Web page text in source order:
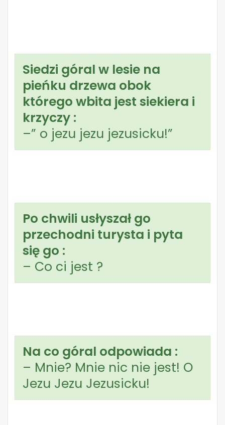
Siedzi góral w lesie na
pieńku drzewa obok
którego wbita jest siekiera i
krzyczy :
–” o jezu jezu jezusicku!”
Po chwili usłyszał go
przechodni turysta i pyta
się go :
– Co ci jest ?
Na co góral odpowiada :
– Mnie? Mnie nic nie jest! O
Jezu Jezu Jezusicku!